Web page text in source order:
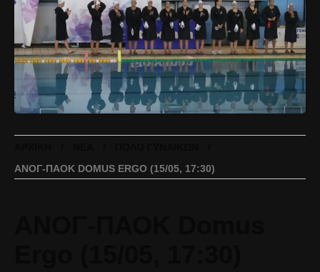
ΑΝΟΓ-ΠΑΟΚ DOMUS ERGO (15/05, 17:30)